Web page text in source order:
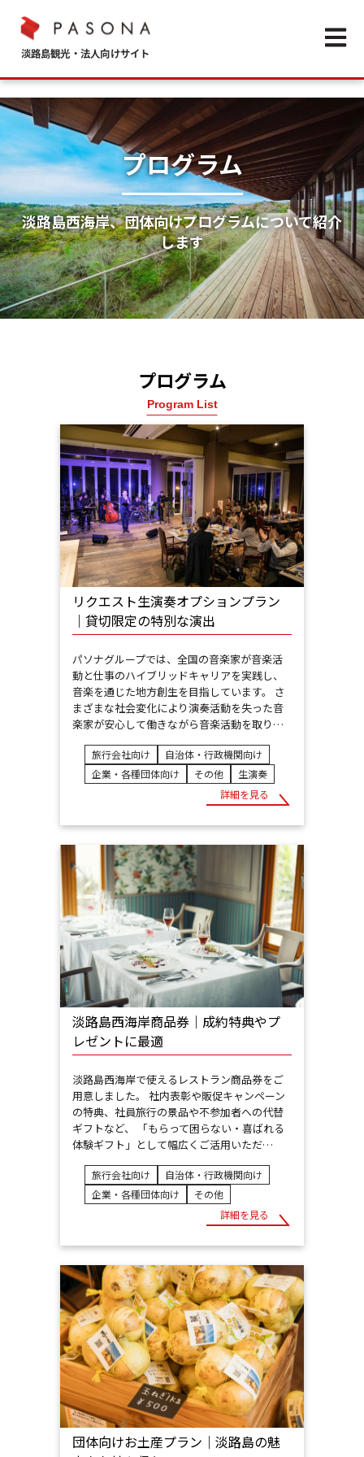
Open
プログラム
淡路島西海岸、団体向けプログラムについて紹介
します
プログラム
Program List
リクエスト生演奏オプションプラン
｜貸切限定の特別な演出
パソナグループでは、全国の音楽家が音楽活
動と仕事のハイブリッドキャリアを実践し、
音楽を通じた地方創生を目指しています。 さ
まざまな社会変化により演奏活動を失った音
楽家が安心して働きながら音楽活動を取り…
旅行会社向け
自治体・行政機関向け
企業・各種団体向け
その他
生演奏
詳細を見る
淡路島西海岸商品券｜成約特典やプ
レゼントに最適
淡路島西海岸で使えるレストラン商品券をご
用意しました。 社内表彰や販促キャンペーン
の特典、社員旅行の景品や不参加者への代替
ギフトなど、 「もらって困らない・喜ばれる
体験ギフト」として幅広くご活用いただ…
旅行会社向け
自治体・行政機関向け
企業・各種団体向け
その他
詳細を見る
団体向けお土産プラン｜淡路島の魅